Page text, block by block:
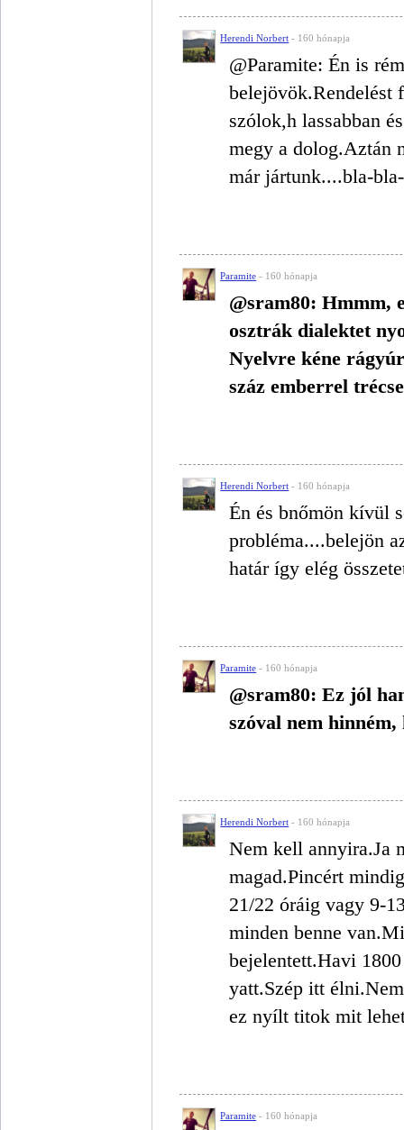
Herendi Norbert - 160 hónapja
@Paramite: Én is
belejövök.Rendelést
szólok,h lassabban
megy a dolog.Aztán
már jártunk....bla-
Paramite - 160 hónapja
@sram80: Hmmm,
osztrák dialektet
Nyelvre kéne
száz emberrel
Herendi Norbert - 160 hónapja
Én és bnőmön kívül
probléma....belejön
határ így elég
Paramite - 160 hónapja
@sram80: Ez jól
szóval nem
Herendi Norbert - 160 hónapja
Nem kell annyira.Ja
magad.Pincért
21/22 óráig vagy 9-
minden benne
bejelentett.Havi
yatt.Szép itt
ez nyílt titok mit
Paramite - 160 hónapja